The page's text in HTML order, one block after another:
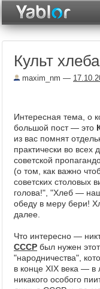
Культ
maxim_nm —
Интересная тема, о
большой пост — это
из вас помнят
практически во всех
советской
(о том, как важно
советских столовых
голова!", "Хлеб —
обеду в меру бери!
далее.
Что интересно —
СССР был нужен
"народничества",
в конце XIX века — в
никакого особого